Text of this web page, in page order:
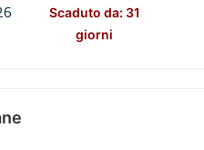
Scaduto da: 31
giorni